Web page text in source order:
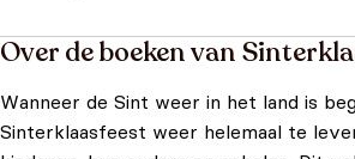
Over de boeken van
Wanneer de Sint weer in het land is
Sinterklaasfeest weer helemaal te